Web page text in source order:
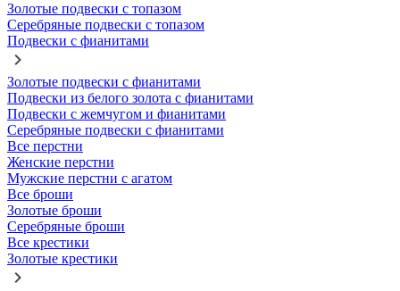
Золотые подвески с топазом
Серебряные подвески с топазом
Подвески с фианитами
Золотые подвески с фианитами
Подвески из белого золота с фианитами
Подвески с жемчугом и фианитами
Серебряные подвески с фианитами
Все перстни
Женские перстни
Мужские перстни с агатом
Все броши
Золотые броши
Серебряные броши
Все крестики
Золотые крестики